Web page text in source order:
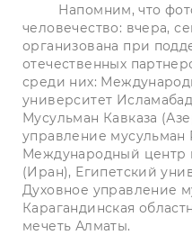
Напомним, что
человечество: вчера,
организована при
отечественных
среди них:
университет
Мусульман Кавказа
управление
Международный центр
(Иран), Египетский
Духовное управление
Карагандинская
мечеть Алматы.